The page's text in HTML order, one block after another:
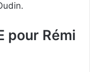
pour Rémi